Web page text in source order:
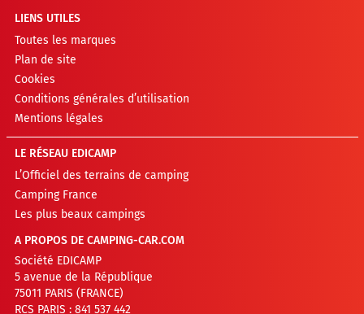
LIENS UTILES
Toutes les marques
Plan de site
Cookies
Conditions générales d’utilisation
Mentions légales
LE RÉSEAU EDICAMP
L’Officiel des terrains de camping
Camping France
Les plus beaux campings
A PROPOS DE CAMPING-CAR.COM
Société EDICAMP
5 avenue de la République
75011 PARIS (FRANCE)
RCS PARIS : 841 537 442